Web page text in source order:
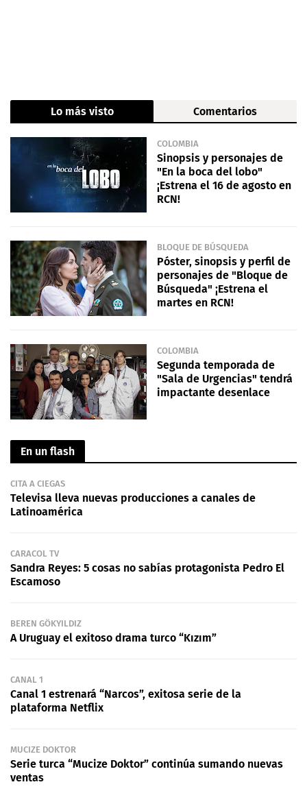
Lo más visto Comentarios
COLOMBIA
Sinopsis y personajes de
"En la boca del lobo"
¡Estrena el 16 de agosto en
RCN!
BLOQUE DE BÚSQUEDA
Póster, sinopsis y perfil de
personajes de "Bloque de
Búsqueda" ¡Estrena el
martes en RCN!
COLOMBIA
Segunda temporada de
"Sala de Urgencias" tendrá
impactante desenlace
En un flash
CITA A CIEGAS
Televisa lleva nuevas producciones a canales de
Latinoamérica
CARACOL TV
Sandra Reyes: 5 cosas no sabías protagonista Pedro El
Escamoso
BEREN GÖKYILDIZ
A Uruguay el exitoso drama turco “Kızım”
CANAL 1
Canal 1 estrenará “Narcos”, exitosa serie de la
plataforma Netflix
MUCIZE DOKTOR
Serie turca “Mucize Doktor” continúa sumando nuevas
ventas